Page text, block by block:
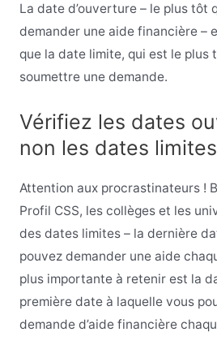
La date d’ouverture – le plus tôt
demander une aide financière –
que la date limite, qui est le plus
soumettre une demande.
Vérifiez les dates
non les dates limites
Attention aux procrastinateurs !
Profil CSS, les collèges et les
des dates limites – la dernière
pouvez demander une aide
plus importante à retenir est la
première date à laquelle vous
demande d’aide financière